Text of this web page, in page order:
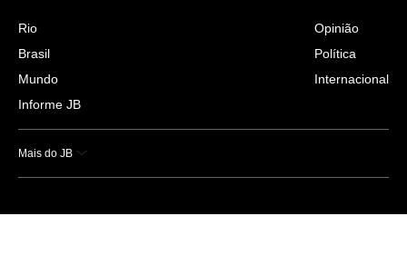
Rio
Brasil
Mundo
Informe JB
Opinião
Política
Internacional
Mais do JB
Esportes